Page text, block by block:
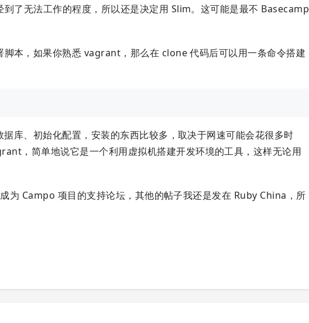
了无法工作的程度，所以还是决定用 Slim。这可能是最不 Basecamp
本，如果你熟悉 vagrant，那么在 clone 代码后可以用一条命令搭建
库、初始化配置，安装的东西比较多，取决于网速可能会花很多时
，简单地说它是一个利用虚拟机搭建开发环境的工具，这样无论用
Campo 项目的支持论坛，其他的帖子我还是发在 Ruby China，所